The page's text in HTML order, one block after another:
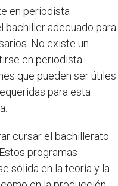
en periodista
bachiller adecuado para
No existe un
en periodista
que pueden ser útiles
para esta
cursar el bachillerato
programas
sólida en la teoría y la